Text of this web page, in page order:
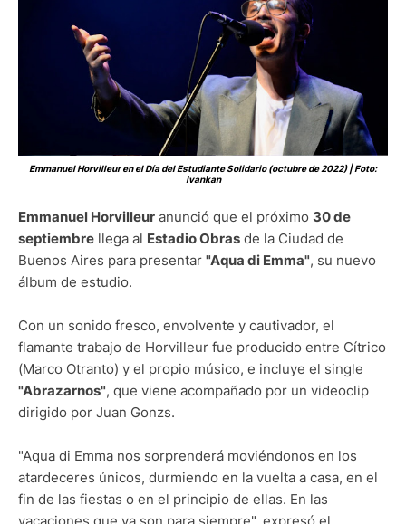
Emmanuel Horvilleur en el Día del Estudiante Solidario (octubre de 2022) | Foto:
Ivankan
Emmanuel Horvilleur anunció que el próximo 30 de
septiembre llega al Estadio Obras de la Ciudad de
Buenos Aires para presentar "Aqua di Emma", su nuevo
álbum de estudio.
Con un sonido fresco, envolvente y cautivador, el
flamante trabajo de Horvilleur fue producido entre Cítrico
(Marco Otranto) y el propio músico, e incluye el single
"Abrazarnos", que viene acompañado por un videoclip
dirigido por Juan Gonzs.
"Aqua di Emma nos sorprenderá moviéndonos en los
atardeceres únicos, durmiendo en la vuelta a casa, en el
fin de las fiestas o en el principio de ellas. En las